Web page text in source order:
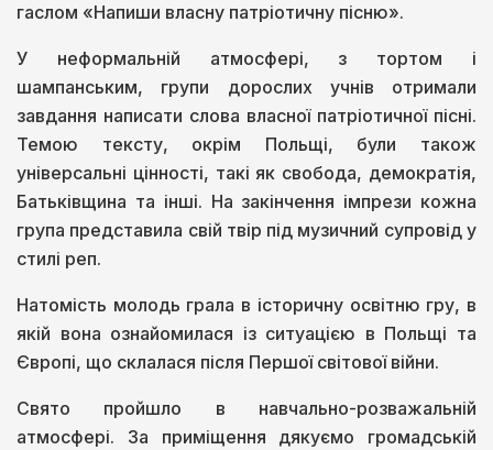
гаслом «Напиши власну патріотичну пісню».
У неформальній атмосфері, з тортом і
шампанським, групи дорослих учнів отримали
завдання написати слова власної патріотичної пісні.
Темою тексту, окрім Польщі, були також
універсальні цінності, такі як свобода, демократія,
Батьківщина та інші. На закінчення імпрези кожна
група представила свій твір під музичний супровід у
стилі реп.
Натомість молодь грала в історичну освітню гру, в
якій вона ознайомилася із ситуацією в Польщі та
Європі, що склалася після Першої світової війни.
Свято пройшло в навчально-розважальній
атмосфері. За приміщення дякуємо громадській